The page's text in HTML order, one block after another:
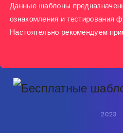
Данные шаблоны
ознакомления и тестирования
Настоятельно рекомендуем
2023